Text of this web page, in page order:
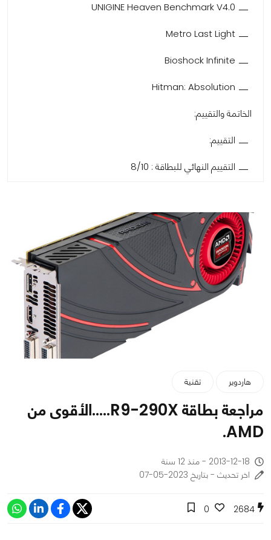
UNIGINE Heaven Benchmark V4.0
Metro Last Light
Bioshock Infinite
Hitman: Absolution
الخاتمة والتقييم:
التقييم:
التقييم النهائي للبطاقة : 8/10
هاردوير تقنية
مراجعة بطاقة R9-290X.....الأقوى من
AMD.
2013-12-18 - منذ 12 سنة
اخر تحديث - بتاريخ 2023-05-07
2684
0